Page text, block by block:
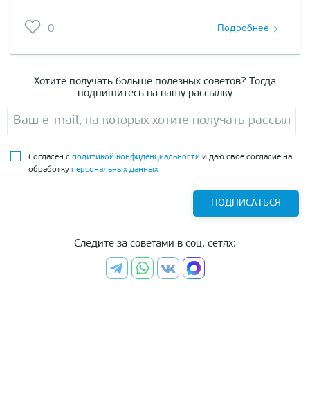
0 Подробнее
Хотите получать больше полезных советов? Тогда
подпишитесь на нашу рассылку
Согласен с политикой конфиденциальности и даю свое согласие на
обработку персональных данных
ПОДПИСАТЬСЯ
Следите за советами в соц. сетях: